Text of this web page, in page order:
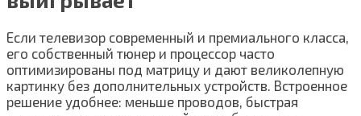
Если телевизор современный и премиального класса,
его собственный тюнер и процессор часто
оптимизированы под матрицу и дают великолепную
картинку без дополнительных устройств. Встроенное
решение удобнее: меньше проводов, быстрая